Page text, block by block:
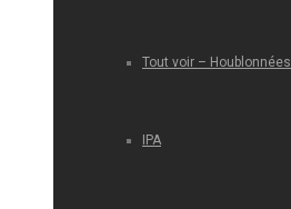
Tout voir – Houblonnées
IPA